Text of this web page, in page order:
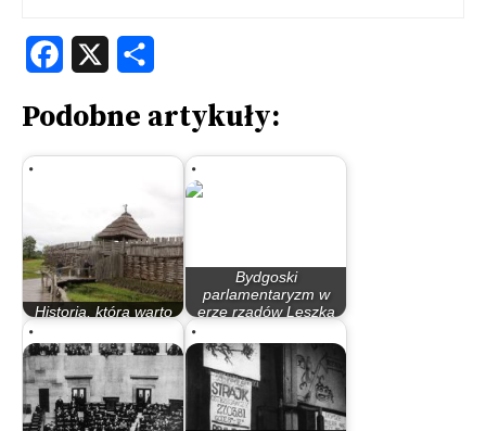
Facebook
Podobne artykuły:
Historia, którą warto
Bydgoski
parlamentaryzm w
erze rządów Leszka